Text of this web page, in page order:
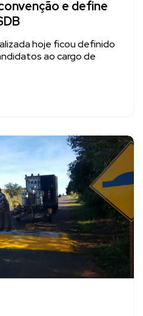
e define
hoje ficou definido
ao cargo de